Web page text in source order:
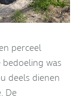
perceel
was
deels dienen
De